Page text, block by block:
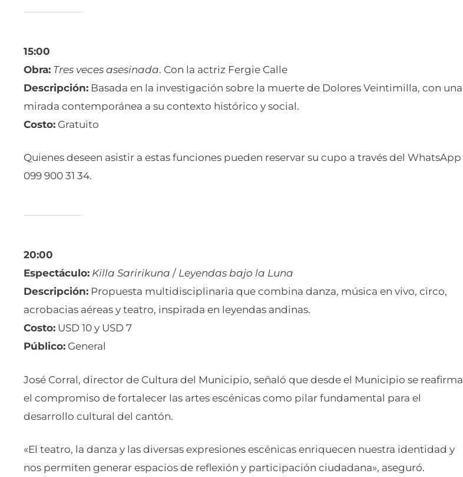
15:00
Obra: Tres veces asesinada. Con la actriz Fergie Calle
Descripción: Basada en la investigación sobre la muerte de Dolores Veintimilla, con una
mirada contemporánea a su contexto histórico y social.
Costo: Gratuito
Quienes deseen asistir a estas funciones pueden reservar su cupo a través del WhatsApp
099 900 31 34.
20:00
Espectáculo: Killa Saririkuna / Leyendas bajo la Luna
Descripción: Propuesta multidisciplinaria que combina danza, música en vivo, circo,
acrobacias aéreas y teatro, inspirada en leyendas andinas.
Costo: USD 10 y USD 7
Público: General
José Corral, director de Cultura del Municipio, señaló que desde el Municipio se reafirma
el compromiso de fortalecer las artes escénicas como pilar fundamental para el
desarrollo cultural del cantón.
«El teatro, la danza y las diversas expresiones escénicas enriquecen nuestra identidad y
nos permiten generar espacios de reflexión y participación ciudadana», aseguró.